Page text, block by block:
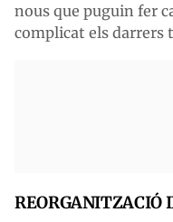
nous que puguin fer
complicat els darrers
REORGANITZACIÓ